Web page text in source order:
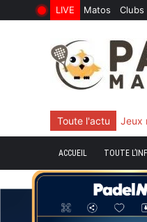
LIVE Matos Clubs
Toute l'actu
ACCUEIL TOUTE